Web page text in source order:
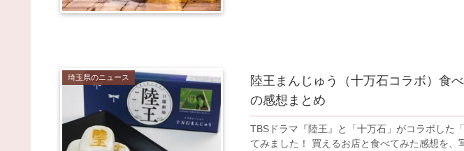
埼玉県のニュース
陸王まんじゅう（十万石コラボ）食
の感想まとめ
TBSドラマ『陸王』と「十万石」がコラボした
てみました！ 買えるお店と食べてみた感想を、